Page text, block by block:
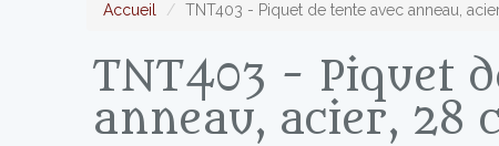
Accueil TNT403 - Piquet de tente avec anneau,
TNT403 - Piquet
anneau, acier, 28